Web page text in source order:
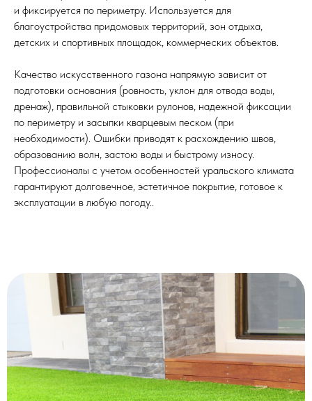
и фиксируется по периметру. Используется для
благоустройства придомовых территорий, зон отдыха,
детских и спортивных площадок, коммерческих объектов.
Качество искусственного газона напрямую зависит от
подготовки основания (ровность, уклон для отвода воды,
дренаж), правильной стыковки рулонов, надежной фиксации
по периметру и засыпки кварцевым песком (при
необходимости). Ошибки приводят к расхождению швов,
образованию волн, застою воды и быстрому износу.
Профессионалы с учетом особенностей уральского климата
гарантируют долговечное, эстетичное покрытие, готовое к
эксплуатации в любую погоду..